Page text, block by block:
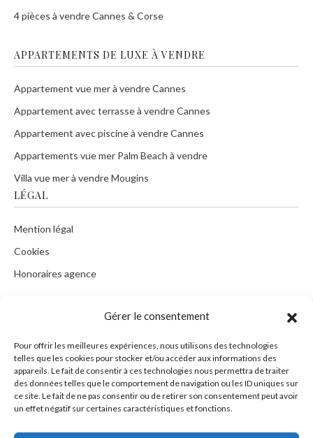
Gérer le consentement
Pour offrir les meilleures expériences, nous utilisons des technologies
telles que les cookies pour stocker et/ou accéder aux informations des
appareils. Le fait de consentir à ces technologies nous permettra de traiter
des données telles que le comportement de navigation ou les ID uniques sur
ce site. Le fait de ne pas consentir ou de retirer son consentement peut avoir
un effet négatif sur certaines caractéristiques et fonctions.
4 pièces à vendre Cannes & Corse
APPARTEMENTS DE LUXE À VENDRE
Appartement vue mer à vendre Cannes
Appartement avec terrasse à vendre Cannes
Appartement avec piscine à vendre Cannes
Appartements vue mer Palm Beach à vendre
Villa vue mer à vendre Mougins
LÉGAL
Mention légal
Cookies
Honoraires agence
Tel :+33 9 73552756
Mob :+33 676381325
Mail :info@plusdimmo.com
+33 676381325